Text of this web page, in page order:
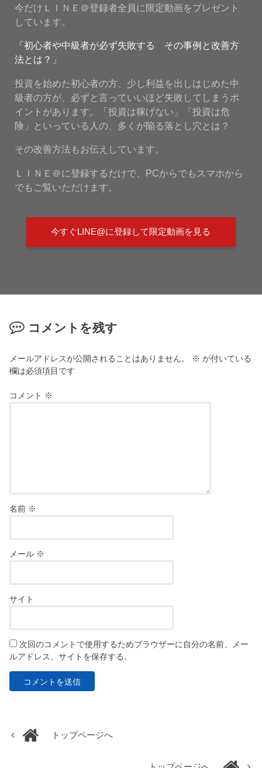
今だけＬＩＮＥ＠登録者全員に限定動画をプレゼント
しています。
「初心者や中級者が必ず失敗する その事例と改善方
法とは？」
投資を始めた初心者の方、少し利益を出しはじめた中
級者の方が、必ずと言っていいほど失敗してしまうポ
イントがあります。「投資は稼げない」「投資は危
険」といっている人の、多くが陥る落とし穴とは？
その改善方法もお伝えしています。
ＬＩＮＥ＠に登録するだけで、PCからでもスマホから
でもご覧いただけます。
今すぐLINE@に登録して限定動画を見る
コメントを残す
メールアドレスが公開されることはありません。 ※ が付いている
欄は必須項目です
コメント ※
名前 ※
メール ※
サイト
次回のコメントで使用するためブラウザーに自分の名前、メー
ルアドレス、サイトを保存する。
トップページへ